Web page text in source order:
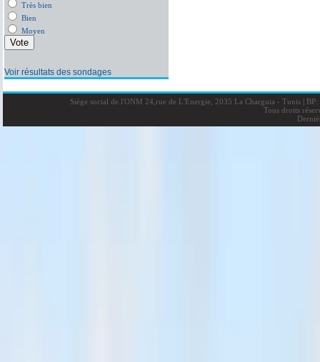
Très bien
Bien
Moyen
Voir résultats des sondages
Siège social de l'ONM 24,rue de L'Energie, 2035 La Charguia - Tunis |BP:
Tous droits